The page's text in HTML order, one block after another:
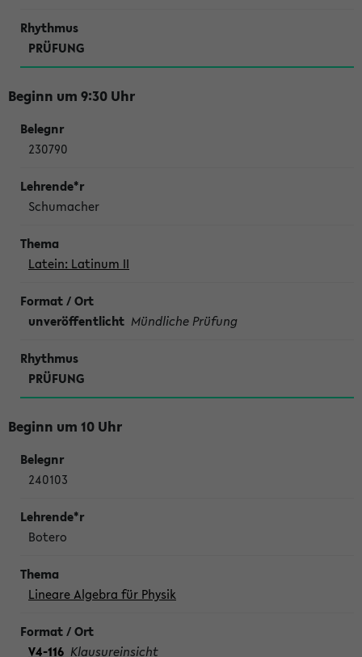
PRÜFUNG
Beginn um 9:30 Uhr
230790
Schumacher
Latein: Latinum II
unveröffentlicht Mündliche Prüfung
PRÜFUNG
Beginn um 10 Uhr
240103
Botero
Lineare Algebra für Physik
V4-116 Klausureinsicht